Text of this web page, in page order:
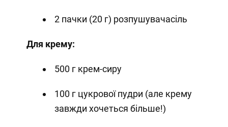
2 пачки (20 г) розпушувачасіль
Для крему:
500 г крем-сиру
100 г цукрової пудри (але крему
завжди хочеться більше!)